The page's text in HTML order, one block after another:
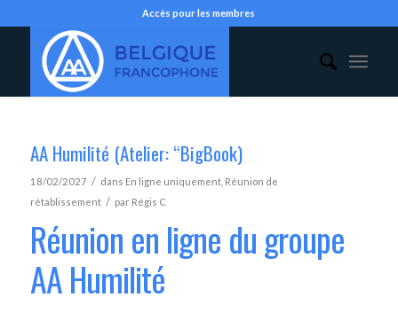
Accès pour les membres
AA Humilité (Atelier: “BigBook)
18/02/2027 / dans En ligne uniquement, Réunion de
rétablissement / par Régis C
Réunion en ligne du groupe
AA Humilité